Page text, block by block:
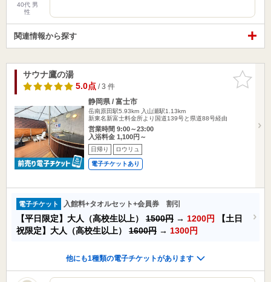
40代 男
性
関連情報から探す
お気に入
りに追加
サウナ鷹の湯
5.0点/ 3 件
静岡県 / 富士市
岳南原田駅5.93km 入山瀬駅1.13km
新東名新富士料金所より国道139号と県道88号経由
営業時間 9:00～23:00
入浴料金 1,100円～
日帰り ロウリュ
電子チケットあり
電子チケット 入館料+タオルセット+会員券 割引
【平日限定】大人（高校生以上） 1500円 → 1200円
【土日
祝限定】大人（高校生以上） 1600円 → 1300円
他にも1種類の電子チケットがあります